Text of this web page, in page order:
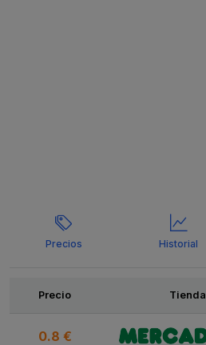
Precios Historial
Ofertas
Precio Tienda
0.8 €